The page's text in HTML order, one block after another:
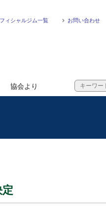
ィシャルジム一覧 お問い合わせ
協会より